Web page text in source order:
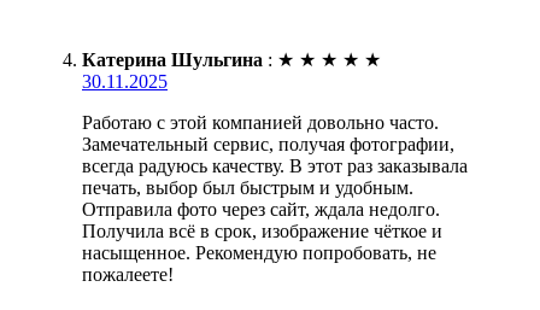
Катерина Шульгина : ★ ★ ★ ★ ★
30.11.2025
Работаю с этой компанией довольно часто.
Замечательный сервис, получая фотографии,
всегда радуюсь качеству. В этот раз заказывала
печать, выбор был быстрым и удобным.
Отправила фото через сайт, ждала недолго.
Получила всё в срок, изображение чёткое и
насыщенное. Рекомендую попробовать, не
пожалеете!